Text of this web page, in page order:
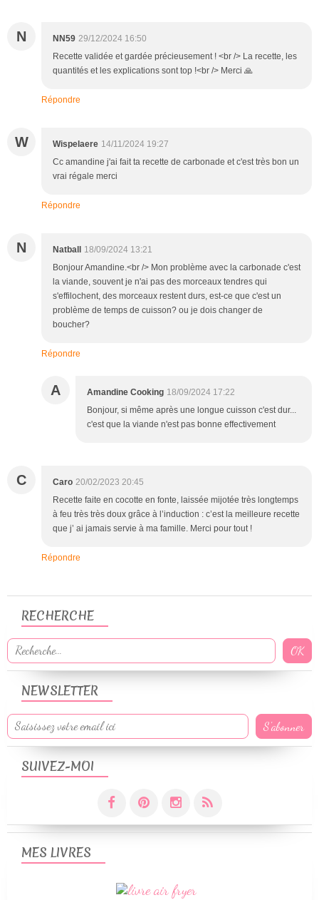
N NN59 29/12/2024 16:50
Recette validée et gardée précieusement ! <br /> La recette, les
quantités et les explications sont top !<br /> Merci 🙏
Répondre
W Wispelaere 14/11/2024 19:27
Cc amandine j'ai fait ta recette de carbonade et c'est très bon un
vrai régale merci
Répondre
N Natball 18/09/2024 13:21
Bonjour Amandine.<br /> Mon problème avec la carbonade c'est
la viande, souvent je n'ai pas des morceaux tendres qui
s'effilochent, des morceaux restent durs, est-ce que c'est un
problème de temps de cuisson? ou je dois changer de
boucher?
Répondre
A Amandine Cooking 18/09/2024 17:22
Bonjour, si même après une longue cuisson c'est dur...
c'est que la viande n'est pas bonne effectivement
C Caro 20/02/2023 20:45
Recette faite en cocotte en fonte, laissée mijotée très longtemps
à feu très très doux grâce à l’induction : c’est la meilleure recette
que j’ ai jamais servie à ma famille. Merci pour tout !
Répondre
NEWSLETTER
SUIVEZ-MOI
RECHERCHE
MES LIVRES